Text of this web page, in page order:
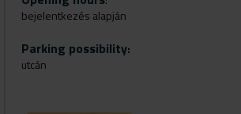
ANTI-AGING tisztító
kozmetikumokkal
bejelentkezés alapján
Parking possibility:
utcán